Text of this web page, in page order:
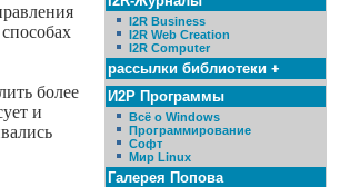
более
и
I2R Business
I2R Web Creation
I2R Computer
рассылки библиотеки +
И2Р Программы
Всё о Windows
Программирование
Софт
Мир Linux
Галерея Попова